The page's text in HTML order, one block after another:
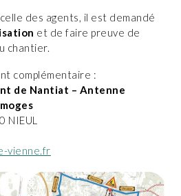
des agents, il est demandé
et de faire preuve de
chantier.
complémentaire :
de Nantiat – Antenne
NIEUL
vienne.fr